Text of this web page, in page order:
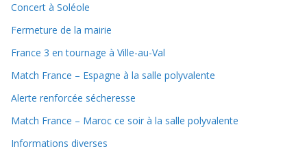
Concert à Soléole
Fermeture de la mairie
France 3 en tournage à Ville-au-Val
Match France – Espagne à la salle polyvalente
Alerte renforcée sécheresse
Match France – Maroc ce soir à la salle polyvalente
Informations diverses